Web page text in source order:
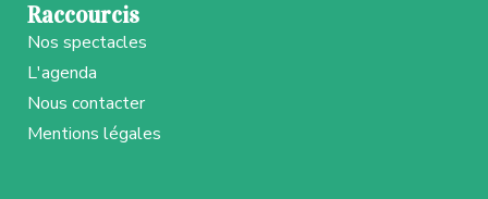
Raccourcis
Nos spectacles
L'agenda
Nous contacter
Mentions légales